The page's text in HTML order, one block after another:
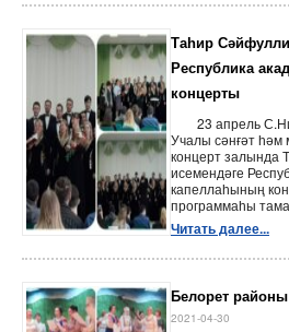
Таһир
Республика
концерты
23 апрель
Учалы сәнғәт
концерт залында
исемендәге
капеллаһының
программаһы
Читать далее...
Белорет
2021-04-30